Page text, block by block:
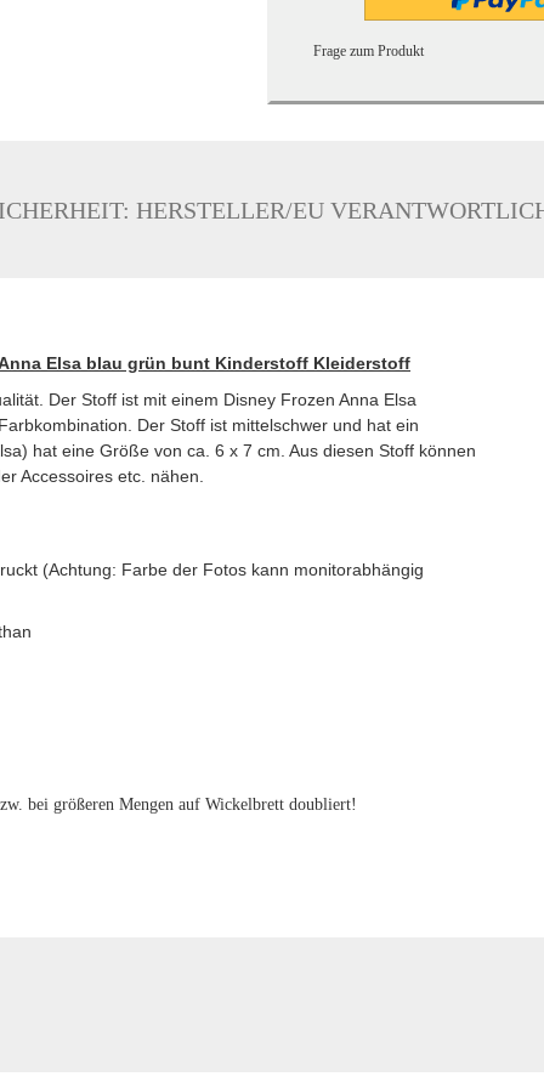
Frage zum Produkt
HERSTELLER/EU
Elsa blau grün bunt Kinderstoff Kleiderstoff
Der Stoff ist mit einem Disney Frozen Anna Elsa
Der Stoff ist mittelschwer und hat ein
hat eine Größe von ca. 6 x 7 cm. Aus diesen Stoff können
Accessoires etc. nähen.
(Achtung: Farbe der Fotos kann monitorabhängig
bei größeren Mengen auf Wickelbrett doubliert!